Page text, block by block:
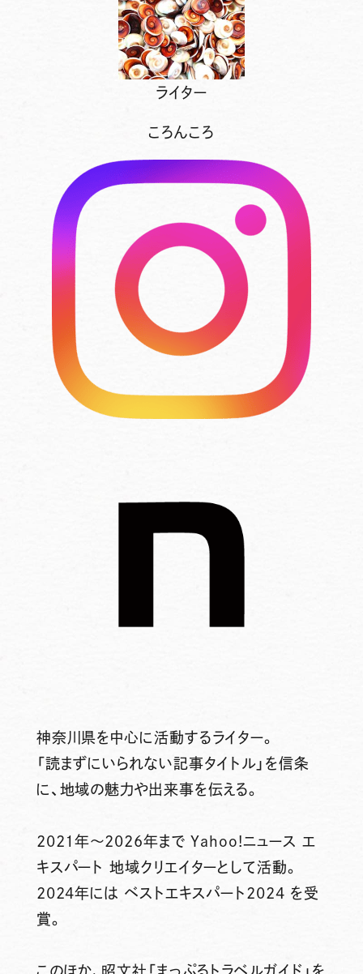
ライター
ころんころ
神奈川県を中心に活動するライター。
「読まずにいられない記事タイトル」を信条
に、地域の魅力や出来事を伝える。
2021年～2026年まで Yahoo!ニュース エ
キスパート 地域クリエイターとして活動。
2024年には ベストエキスパート2024 を受
賞。
このほか、昭文社「まっぷるトラベルガイド」を